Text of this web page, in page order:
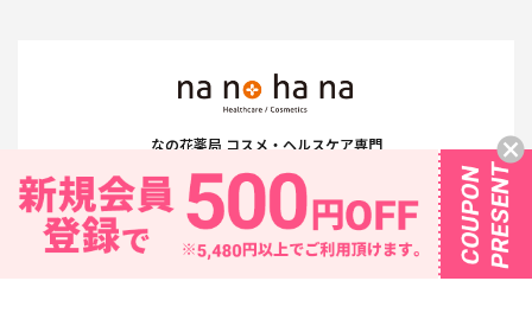
なの花薬局 コスメ・ヘルスケア専門
公式オンラインストア「なの花モール」
お問い合わせ対応時間／平日11:00～18:00（土日祝休業）
お問い合わせはこちら